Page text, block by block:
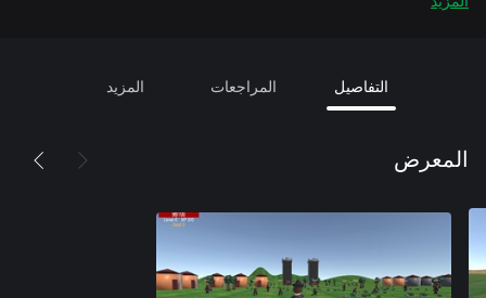
التفاصيل المراجعات المزيد
المعرض